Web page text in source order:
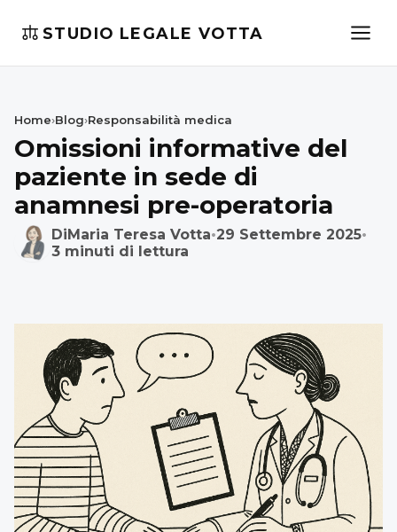
STUDIO LEGALE VOTTA
Home›Blog›Responsabilità medica
Omissioni informative del
paziente in sede di
anamnesi pre-operatoria
DiMaria Teresa Votta•29 Settembre 2025•
3 minuti di lettura